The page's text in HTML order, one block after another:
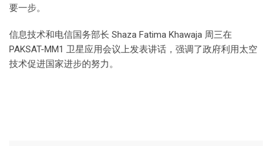
要一步。
信息技术和电信国务部长 Shaza Fatima Khawaja 周三在
PAKSAT-MM1 卫星应用会议上发表讲话，强调了政府利用太空
技术促进国家进步的努力。